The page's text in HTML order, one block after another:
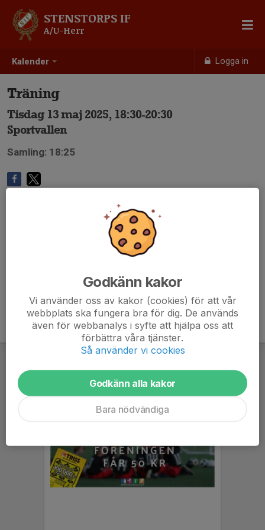
Kalender Logga in
STENSTORPS IF
A/U-Herr
Träning
Tisdag 13 maj 2025, 18:30-20:30
Sportvallen
Samling: 18:25
Godkänn kakor
Vi använder oss av kakor (cookies) för att vår
webbplats ska fungera bra för dig. De används
även för webbanalys i syfte att hjälpa oss att
förbättra våra tjänster.
Så använder vi cookies
Godkänn alla kakor
Bara nödvändiga